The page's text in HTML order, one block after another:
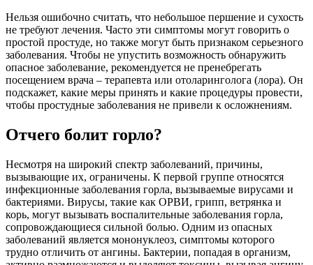
Нельзя ошибочно считать, что небольшое першение и сухость
не требуют лечения. Часто эти симптомы могут говорить о
простой простуде, но также могут быть признаком серьезного
заболевания. Чтобы не упустить возможность обнаружить
опасное заболевание, рекомендуется не пренебрегать
посещением врача – терапевта или отоларинголога (лора). Он
подскажет, какие меры принять и какие процедуры провести,
чтобы простудные заболевания не привели к осложнениям.
Отчего болит горло?
Несмотря на широкий спектр заболеваний, причины,
вызывающие их, ограничены. К первой группе относятся
инфекционные заболевания горла, вызываемые вирусами и
бактериями. Вирусы, такие как ОРВИ, грипп, ветрянка и
корь, могут вызывать воспалительные заболевания горла,
сопровождающиеся сильной болью. Одним из опасных
заболеваний является мононуклеоз, симптомы которого
трудно отличить от ангины. Бактерии, попадая в организм,